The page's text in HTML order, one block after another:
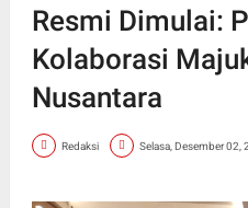
Resmi Dimulai:
Kolaborasi
Nusantara
Redaksi Selasa, Desember 02,